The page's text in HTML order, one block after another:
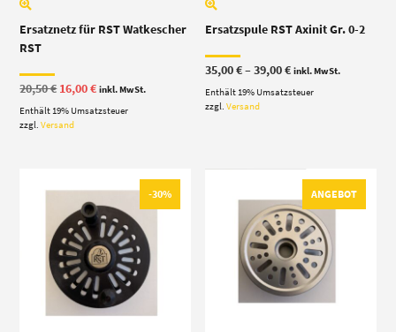
Ersatznetz für RST Watkescher
RST
20,50€ Ursprünglicher
Preis
war:
20,50 €
16,00€Aktueller
ist:
inkl. MwSt.
Enthält 19% Umsatzsteuer
zzgl.Versand
Ersatzspule RST Axinit Gr. 0-2
35,00€–39,00€Preisspanne:
bis
inkl. MwSt.
Enthält 19% Umsatzsteuer
zzgl.Versand
-30% ANGEBOT